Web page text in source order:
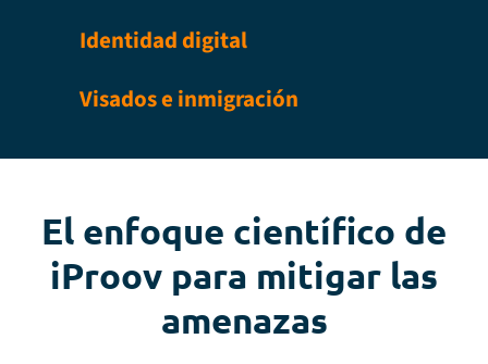
Identidad digital
Visados e inmigración
El enfoque científico de
iProov para mitigar las
amenazas